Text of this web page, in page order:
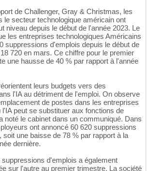
de Challenger, Gray & Christmas, les
le secteur technologique américain ont
niveau depuis le début de l'année 2023. Le
les entreprises technologiques Américains
suppressions d'emplois depuis le début de
720 en mars. Ce chiffre pour le premier
une hausse de 40 % par rapport à l'année
leurs budgets vers des
l'IA au détriment de l'emploi. On observe
de postes dans les entreprises
l'IA peut se substituer aux fonctions de
noté le cabinet dans un communiqué. Dans
ont annoncé 60 620 suppressions
une baisse de 78 % par rapport à la
dernière.
suppressions d'emplois a également
sur l'autre au premier trimestre. La société